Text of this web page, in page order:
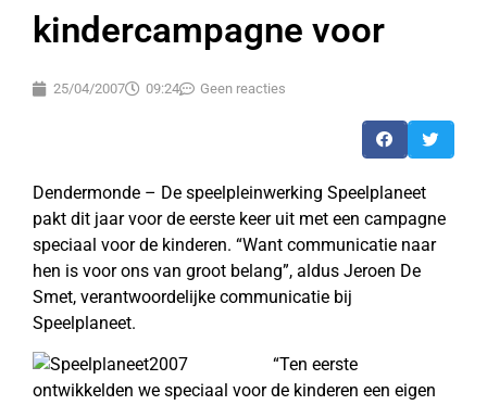
kindercampagne voor
25/04/2007 09:24 Geen reacties
Dendermonde – De speelpleinwerking Speelplaneet
pakt dit jaar voor de eerste keer uit met een campagne
speciaal voor de kinderen. “Want communicatie naar
hen is voor ons van groot belang”, aldus Jeroen De
Smet, verantwoordelijke communicatie bij
Speelplaneet.
“Ten eerste
ontwikkelden we speciaal voor de kinderen een eigen